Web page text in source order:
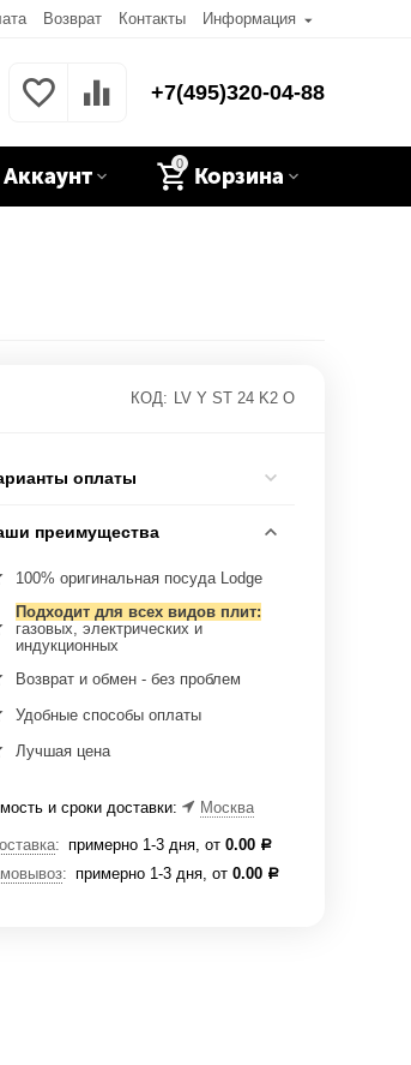
Возврат Контакты Информация
+7(495)320-04-88
0
Корзина
Аккаунт
КОД: LV Y ST 24 K2 O
оплаты
преимущества
100% оригинальная посуда Lodge
Подходит для всех видов плит:
газовых, электрических и
индукционных
Возврат и обмен - без проблем
Удобные способы оплаты
Лучшая цена
и сроки доставки: Москва
: примерно 1-3 дня, от0.00 Р
: примерно 1-3 дня, от0.00 Р